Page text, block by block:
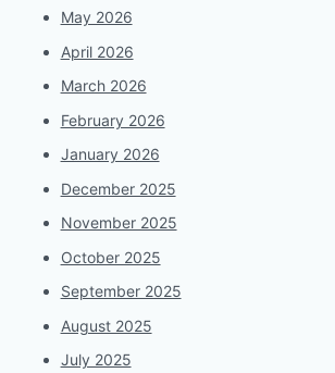
May 2026
April 2026
March 2026
February 2026
January 2026
December 2025
November 2025
October 2025
September 2025
August 2025
July 2025